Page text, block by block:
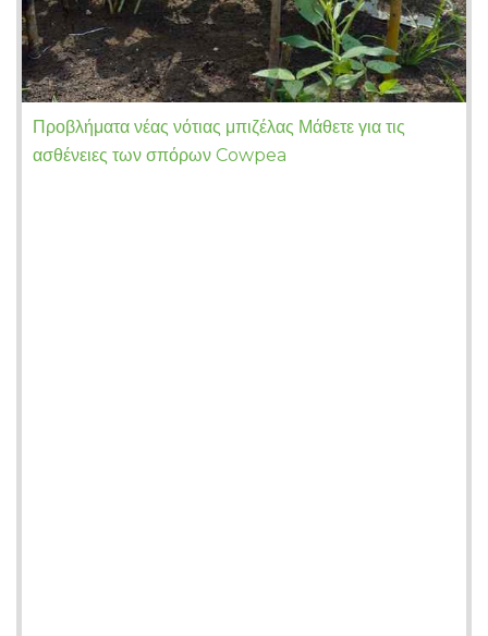
Προβλήματα νέας νότιας μπιζέλας Μάθετε για τις
ασθένειες των σπόρων Cowpea